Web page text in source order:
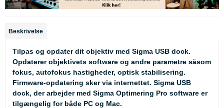
Beskrivelse
Tilpas og opdater dit objektiv med Sigma USB dock.
Opdaterer objektivets software og andre parametre såsom
fokus, autofokus hastigheder, optisk stabilisering.
Firmware-opdatering sker via internettet. Sigma USB
dock, der arbejder med Sigma Optimering Pro software er
tilgængelig for både PC og Mac.